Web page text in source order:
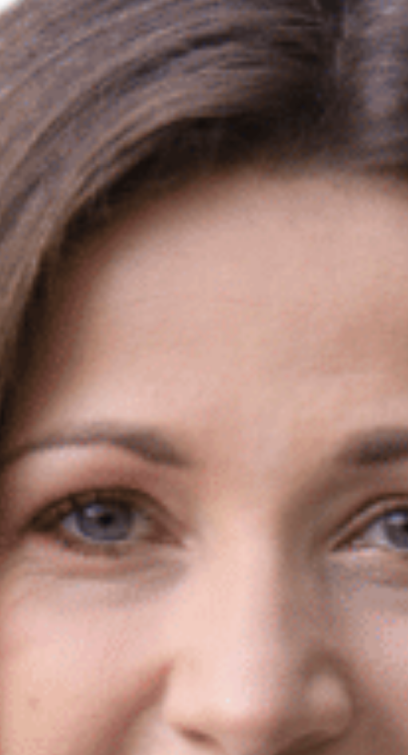
Broker ubezpieczeniowy
Prawo karne dla biznesu
Rozwiązania
Zespół
Dołącz do nas
Dlaczego ALTO
Kontakt